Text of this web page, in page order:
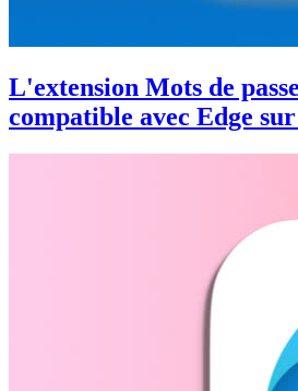
L'extension Mots de
compatible avec Edge